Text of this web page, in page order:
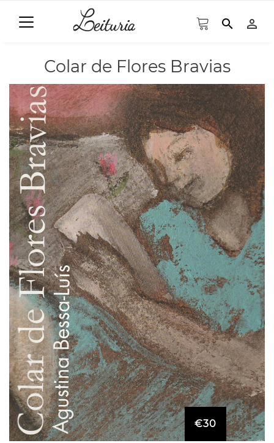
search person_outline
Colar de Flores Bravias
€30